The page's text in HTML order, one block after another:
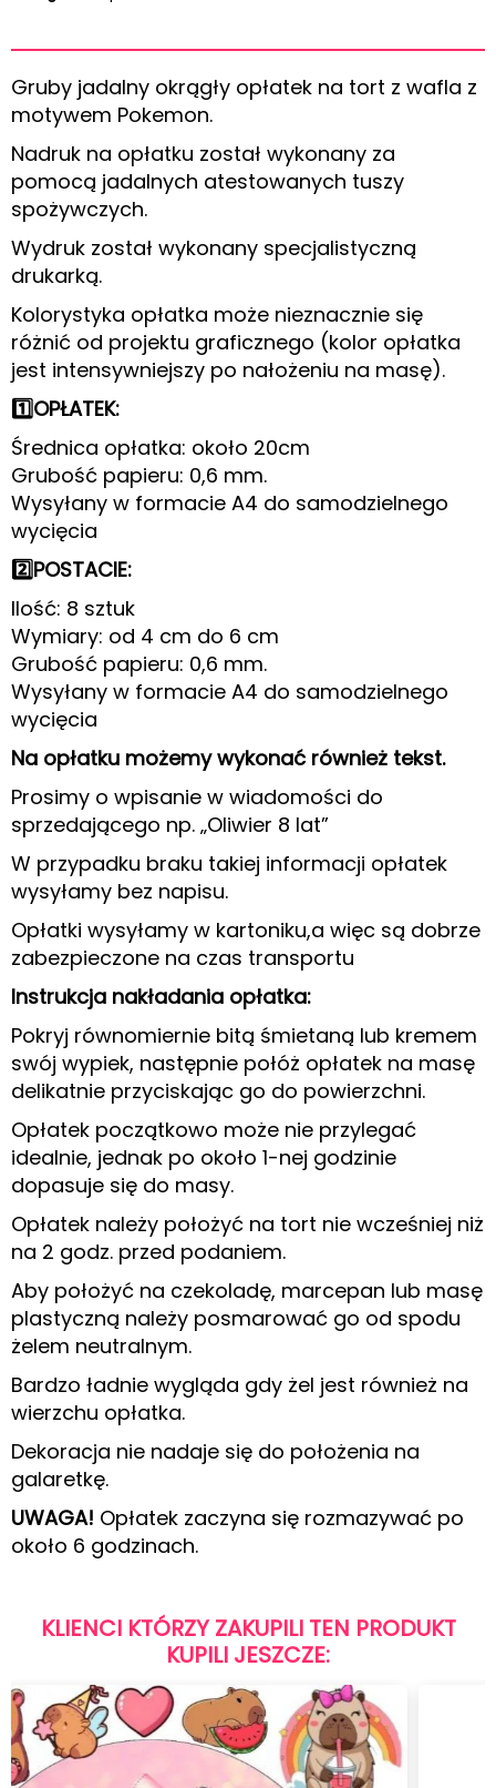
Gruby jadalny okrągły opłatek na tort z wafla z
motywem Pokemon.
Nadruk na opłatku został wykonany za
pomocą jadalnych atestowanych tuszy
spożywczych.
Wydruk został wykonany specjalistyczną
drukarką.
Kolorystyka opłatka może nieznacznie się
różnić od projektu graficznego (kolor opłatka
jest intensywniejszy po nałożeniu na masę).
1️⃣OPŁATEK:
Średnica opłatka: około 20cm
Grubość papieru: 0,6 mm.
Wysyłany w formacie A4 do samodzielnego
wycięcia
2️⃣POSTACIE:
Ilość: 8 sztuk
Wymiary: od 4 cm do 6 cm
Grubość papieru: 0,6 mm.
Wysyłany w formacie A4 do samodzielnego
wycięcia
Na opłatku możemy wykonać również tekst.
Prosimy o wpisanie w wiadomości do
sprzedającego np. „Oliwier 8 lat”
W przypadku braku takiej informacji opłatek
wysyłamy bez napisu.
Opłatki wysyłamy w kartoniku,a więc są dobrze
zabezpieczone na czas transportu
Instrukcja nakładania opłatka:
Pokryj równomiernie bitą śmietaną lub kremem
swój wypiek, następnie połóż opłatek na masę
delikatnie przyciskając go do powierzchni.
Opłatek początkowo może nie przylegać
idealnie, jednak po około 1-nej godzinie
dopasuje się do masy.
Opłatek należy położyć na tort nie wcześniej niż
na 2 godz. przed podaniem.
Aby położyć na czekoladę, marcepan lub masę
plastyczną należy posmarować go od spodu
żelem neutralnym.
Bardzo ładnie wygląda gdy żel jest również na
wierzchu opłatka.
Dekoracja nie nadaje się do położenia na
galaretkę.
UWAGA! Opłatek zaczyna się rozmazywać po
około 6 godzinach.
KLIENCI KTÓRZY ZAKUPILI TEN PRODUKT
KUPILI JESZCZE: